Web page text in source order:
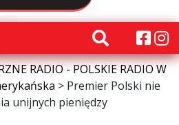
RADIO - POLSKIE RADIO W
> Premier Polski nie
unijnych pieniędzy